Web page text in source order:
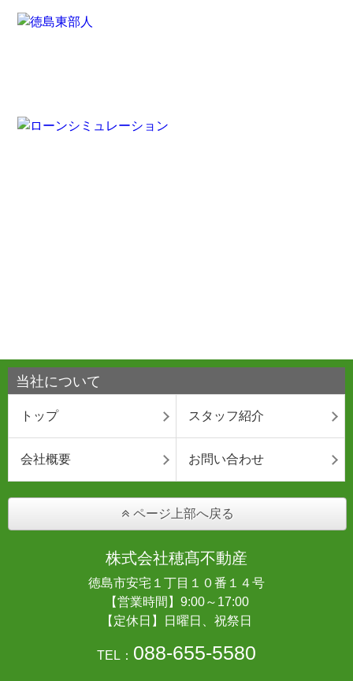
当社について
トップ スタッフ紹介
会社概要 お問い合わせ
ページ上部へ戻る
株式会社穂髙不動産
徳島市安宅１丁目１０番１４号
【営業時間】9:00～17:00
【定休日】日曜日、祝祭日
TEL： 088-655-5580